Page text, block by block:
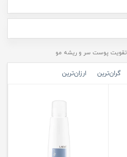
تقویت پوست سر و ریشه مو
گران‌ترین ارزان‌ترین